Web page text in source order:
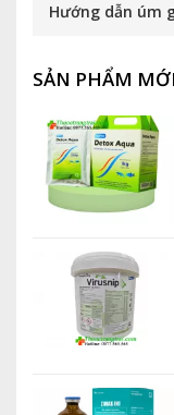
Hướng dẫn úm
SẢN PHẨM MỚI